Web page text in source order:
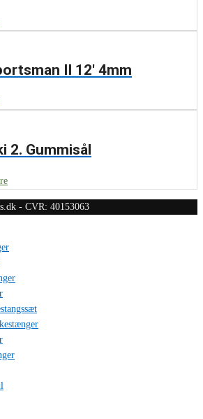
II 12′ 4mm
2. Gummisål
- CVR: 40153063